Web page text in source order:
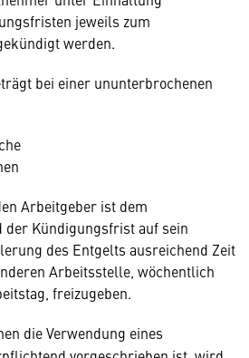
jeweils zum
werden.
bei einer ununterbrochenen
Arbeitgeber ist dem
Kündigungsfrist auf sein
des Entgelts ausreichend Zeit
Arbeitsstelle, wöchentlich
freizugeben.
die Verwendung eines